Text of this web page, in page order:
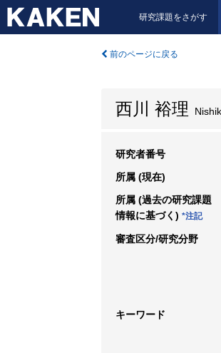
研究課題をさがす
前のページに戻る
西川 裕理
研究者番号
所属 (現在)
所属 (過去の研究課題
情報に基づく) *注記
審査区分/研究分野
キーワード